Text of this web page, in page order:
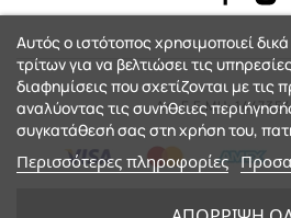
Αρ. Γ.Ε.ΜΗ:
Αυτός ο ιστότοπος χρησιμοποιεί
τρίτων για να βελτιώσει τις
διαφημίσεις που σχετίζονται με τις
αναλύοντας τις συνήθειες
συγκατάθεσή σας στη χρήση του,
Περισσότερες πληροφορίες
eShop by Synergic